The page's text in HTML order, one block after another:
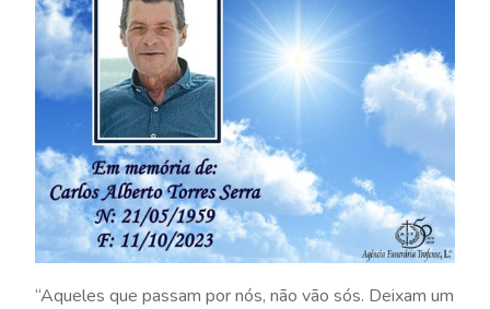
“Aqueles que passam por nós, não vão sós. Deixam um